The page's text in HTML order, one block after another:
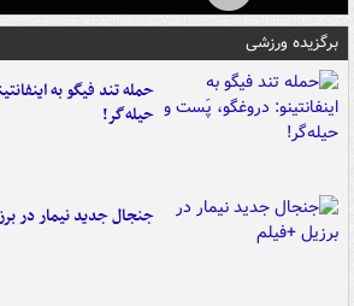
برگزیده ورزشی
حمله تند فیگو به
حیله‌گر!
جنجال جدید نیمار در